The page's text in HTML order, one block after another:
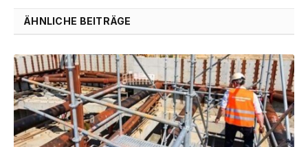
ÄHNLICHE BEITRÄGE